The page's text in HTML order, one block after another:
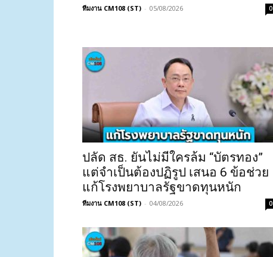
ทีมงาน CM108 (ST) - 05/08/2026 0
ปลัด สธ. ยันไม่มีใครล้ม “บัตรทอง”
แต่จำเป็นต้องปฏิรูป เสนอ 6 ข้อช่วย
แก้โรงพยาบาลรัฐขาดทุนหนัก
ทีมงาน CM108 (ST) - 04/08/2026 0